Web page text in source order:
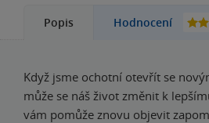
Popis Hodnocení
Když jsme ochotní otevřít se
může se náš život změnit k
vám pomůže znovu objevit